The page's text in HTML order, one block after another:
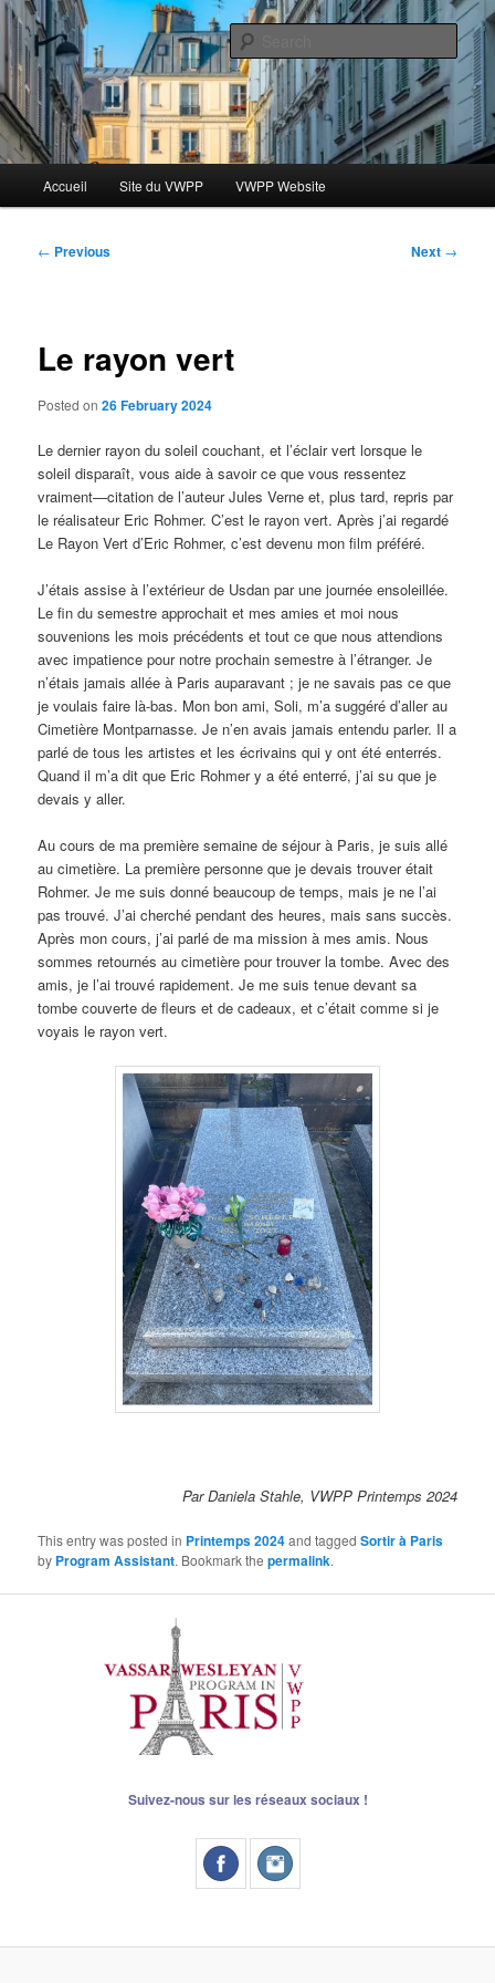
Skip
primary
contentBlog VWPP
Le blog des étudiants du Vassar-Wesleyan Programme à Paris
Accueil Site du VWPP VWPP Website
Post
← Previous Next →
Le rayon vert
Posted on26 February 2024
Le dernier rayon du soleil couchant, et l’éclair vert lorsque le
soleil disparaît, vous aide à savoir ce que vous ressentez
vraiment—citation de l’auteur Jules Verne et, plus tard, repris par
le réalisateur Eric Rohmer. C’est le rayon vert. Après j’ai regardé
Le Rayon Vert d’Eric Rohmer, c’est devenu mon film préféré.
J’étais assise à l’extérieur de Usdan par une journée ensoleillée.
Le fin du semestre approchait et mes amies et moi nous
souvenions les mois précédents et tout ce que nous attendions
avec impatience pour notre prochain semestre à l’étranger. Je
n’étais jamais allée à Paris auparavant ; je ne savais pas ce que
je voulais faire là-bas. Mon bon ami, Soli, m’a suggéré d’aller au
Cimetière Montparnasse. Je n’en avais jamais entendu parler. Il a
parlé de tous les artistes et les écrivains qui y ont été enterrés.
Quand il m’a dit que Eric Rohmer y a été enterré, j’ai su que je
devais y aller.
Au cours de ma première semaine de séjour à Paris, je suis allé
au cimetière. La première personne que je devais trouver était
Rohmer. Je me suis donné beaucoup de temps, mais je ne l’ai
pas trouvé. J’ai cherché pendant des heures, mais sans succès.
Après mon cours, j’ai parlé de ma mission à mes amis. Nous
sommes retournés au cimetière pour trouver la tombe. Avec des
amis, je l’ai trouvé rapidement. Je me suis tenue devant sa
tombe couverte de fleurs et de cadeaux, et c’était comme si je
voyais le rayon vert.
Par Daniela Stahle, VWPP Printemps 2024
This entry was posted in Printemps 2024and taggedSortir à Paris
by Program Assistant. Bookmark thepermalink.
Suivez-nous sur les réseaux sociaux !